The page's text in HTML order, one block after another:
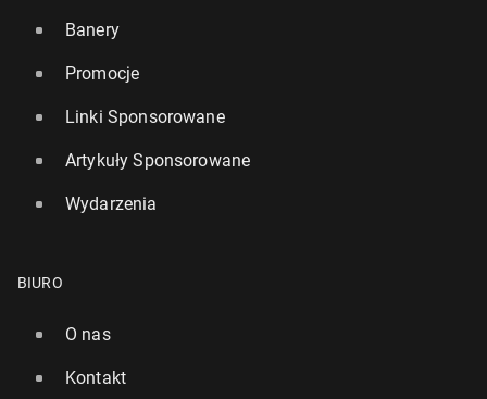
ćwi­cze­nia pa­sa­żer­skim promem
Banery
Promocje
Linki Sponsorowane
Artykuły Sponsorowane
Wydarzenia
BIURO
O nas
Kontakt